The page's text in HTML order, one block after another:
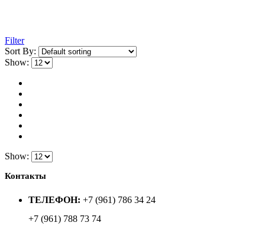
Filter
Sort By:
Show:
Show:
Контакты
ТЕЛЕФОН: +7 (961) 786 34 24
+7 (961) 788 73 74